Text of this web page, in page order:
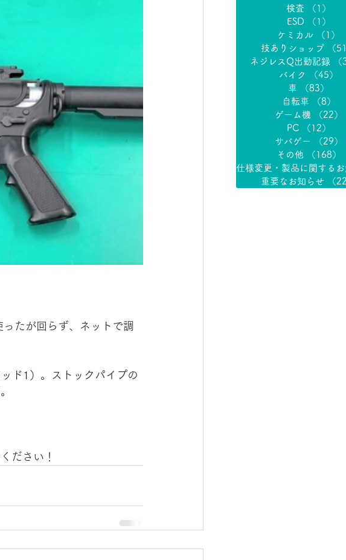
たが回らず、ネットで調
ド1）。ストックパイプの
ださい！
検査
（1）
ESD
（1）
ケミカル
（1）
技ありショップ
（
ネジレスQ出動記録
バイク
（45）
車
（83）
自転車
（8）
ゲーム機
（22）
PC
（12）
サバゲー
（29）
その他
（168）
重要なお知らせ （